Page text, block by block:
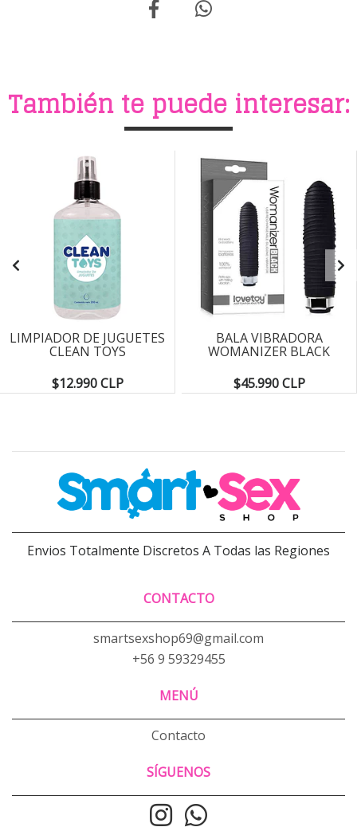
También te puede interesar:
LIMPIADOR DE JUGUETES
CLEAN TOYS
$12.990 CLP
BALA VIBRADORA
WOMANIZER BLACK
$45.990 CLP
Envios Totalmente Discretos A Todas las Regiones
CONTACTO
smartsexshop69@gmail.com
+56 9 59329455
MENÚ
Contacto
SÍGUENOS